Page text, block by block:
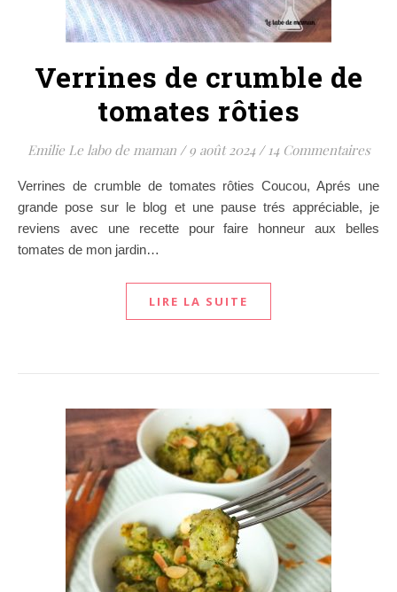
Verrines de crumble de
tomates rôties
Emilie Le labo de maman / 9 août 2024 / 14 Commentaires
Verrines de crumble de tomates rôties Coucou, Aprés une
grande pose sur le blog et une pause trés appréciable, je
reviens avec une recette pour faire honneur aux belles
tomates de mon jardin…
LIRE LA SUITE